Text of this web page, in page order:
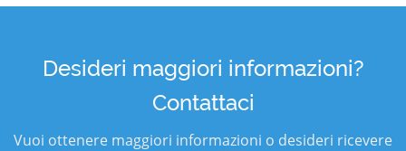
Desideri maggiori informazioni?
Contattaci
Vuoi ottenere maggiori informazioni o desideri ricevere